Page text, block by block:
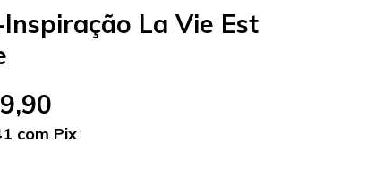
La Vie Est
com Pix